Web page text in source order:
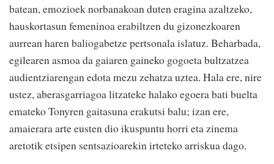
batean, emozioek norbanakoan duten eragina azaltzeko,
hauskortasun femeninoa erabiltzen du gizonezkoaren
aurrean haren baliogabetze pertsonala islatuz. Beharbada,
egilearen asmoa da gaiaren gaineko gogoeta bultzatzea
audientziarengan edota mezu zehatza uztea. Hala ere, nire
ustez, aberasgarriagoa litzateke halako egoera bati buelta
emateko Tonyren gaitasuna erakutsi balu; izan ere,
amaierara arte eusten dio ikuspuntu horri eta zinema
aretotik etsipen sentsazioarekin irteteko arriskua dago.